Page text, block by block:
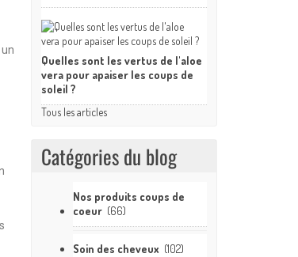
Quelles sont les vertus de l'aloe
vera pour apaiser les coups de
soleil ?
Tous les articles
Catégories du blog
Nos produits coups de
coeur (66)
Soin des cheveux (102)